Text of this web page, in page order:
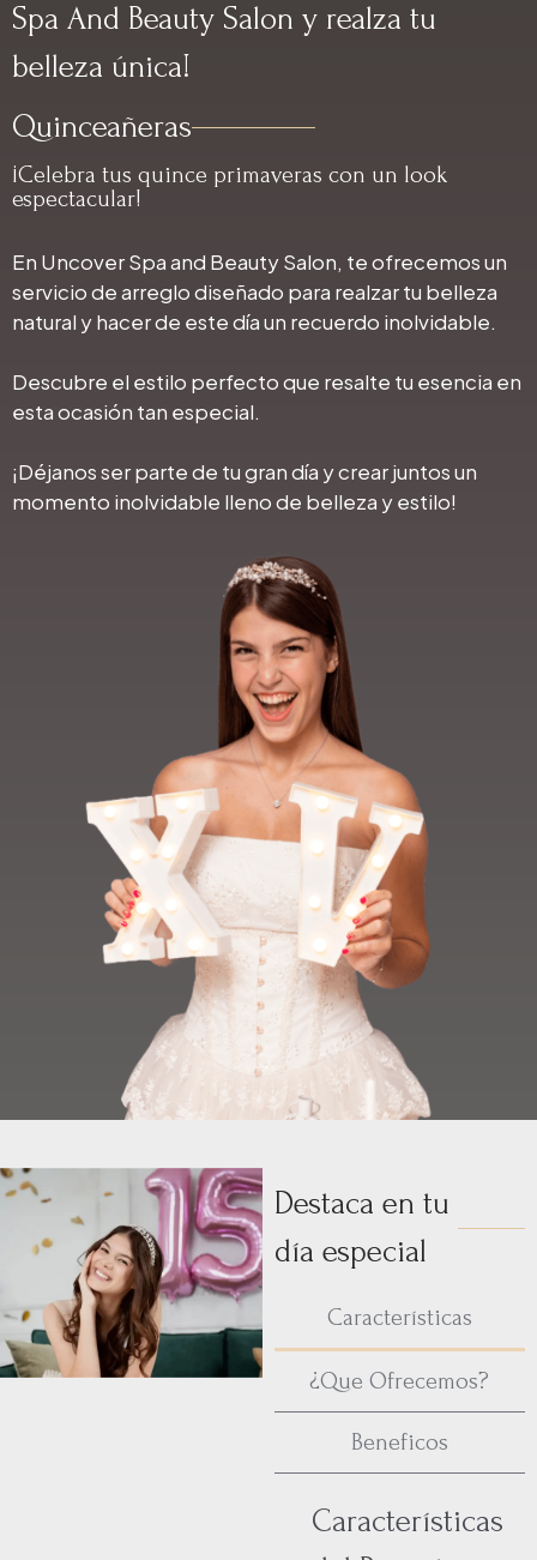
Spa And Beauty Salon y realza tu
belleza única!
Quinceañeras
¡Celebra tus quince primaveras con un look
espectacular!
En Uncover Spa and Beauty Salon, te ofrecemos un
servicio de arreglo diseñado para realzar tu belleza
natural y hacer de este día un recuerdo inolvidable.
Descubre el estilo perfecto que resalte tu esencia en
esta ocasión tan especial.
¡Déjanos ser parte de tu gran día y crear juntos un
momento inolvidable lleno de belleza y estilo!
Destaca en tu
día especial
Características
¿Que Ofrecemos?
Beneficos
Características